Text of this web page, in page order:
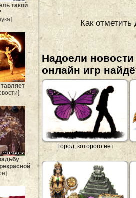
такой
Как отметить
Надоели
онлайн игр
Город, которого нет